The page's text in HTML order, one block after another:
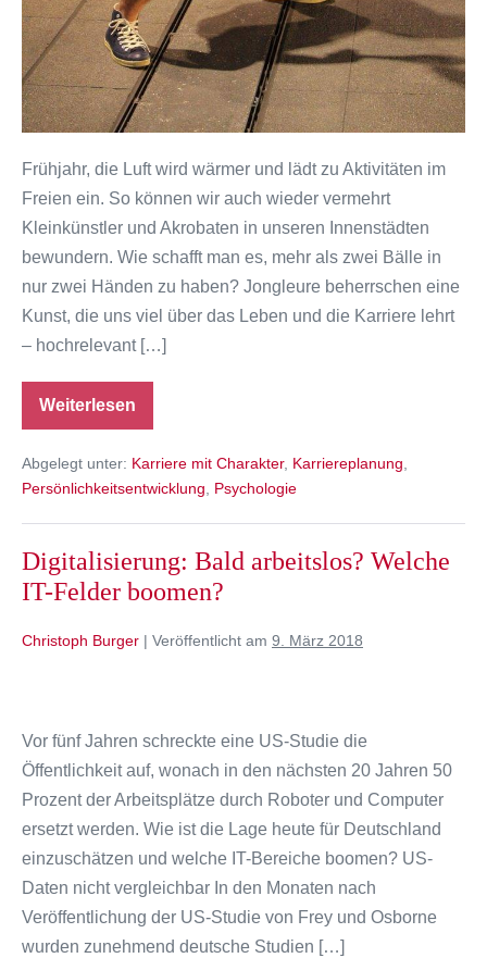
Frühjahr, die Luft wird wärmer und lädt zu Aktivitäten im
Freien ein. So können wir auch wieder vermehrt
Kleinkünstler und Akrobaten in unseren Innenstädten
bewundern. Wie schafft man es, mehr als zwei Bälle in
nur zwei Händen zu haben? Jongleure beherrschen eine
Kunst, die uns viel über das Leben und die Karriere lehrt
– hochrelevant […]
Weiterlesen
Karriere:
Was
von
Jongleuren
lernen
Abgelegt unter: Karriere mit Charakter, Karriereplanung,
Persönlichkeitsentwicklung, Psychologie
Digitalisierung: Bald arbeitslos? Welche
IT-Felder boomen?
Christoph Burger | Veröffentlicht am 9. März 2018
arbeitslos?
Welche
IT-
Felder
boomen?
Vor fünf Jahren schreckte eine US-Studie die
Öffentlichkeit auf, wonach in den nächsten 20 Jahren 50
Prozent der Arbeitsplätze durch Roboter und Computer
ersetzt werden. Wie ist die Lage heute für Deutschland
einzuschätzen und welche IT-Bereiche boomen? US-
Daten nicht vergleichbar In den Monaten nach
Veröffentlichung der US-Studie von Frey und Osborne
wurden zunehmend deutsche Studien […]